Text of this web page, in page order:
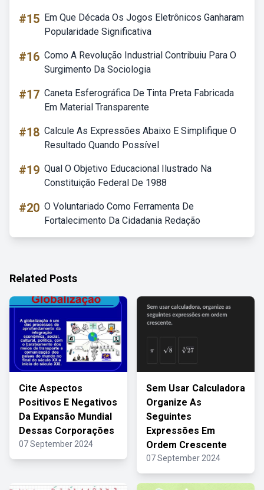
#15 Em Que Década Os Jogos Eletrônicos Ganharam
Popularidade Significativa
#16 Como A Revolução Industrial Contribuiu Para O
Surgimento Da Sociologia
#17 Caneta Esferográfica De Tinta Preta Fabricada
Em Material Transparente
#18 Calcule As Expressões Abaixo E Simplifique O
Resultado Quando Possível
#19 Qual O Objetivo Educacional Ilustrado Na
Constituição Federal De 1988
#20 O Voluntariado Como Ferramenta De
Fortalecimento Da Cidadania Redação
Related Posts
Cite Aspectos
Positivos E Negativos
Da Expansão Mundial
Dessas Corporações
07 September 2024
Sem Usar Calculadora
Organize As
Seguintes
Expressões Em
Ordem Crescente
07 September 2024